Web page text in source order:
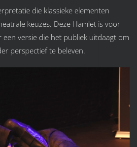
die klassieke elementen
keuzes. Deze Hamlet is voor
een versie die het publiek uitdaagt om
perspectief te beleven.